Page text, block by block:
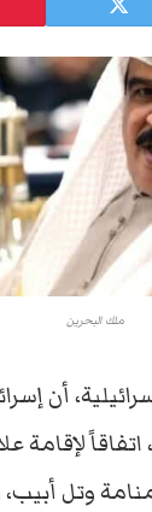
ملك البحرين
أن
لإقامة
وتل أبيب،